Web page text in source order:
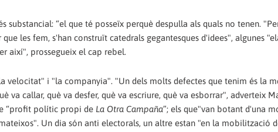
substancial: “el que té posseïx perquè despulla als quals no tenen.
les fem, s'han construït catedrals gegantesques d'idees", algunes
així", prossegueix el cap rebel.
velocitat" i "la companyia". "Un dels molts defectes que tenim és la
va callar, què va desfer, què va escriure, què va esborrar", adverteix
“profit polític propi de La Otra Campaña”; els que"van botant d'una
Un dia són anti electorals, un altre estan "en la mobilització